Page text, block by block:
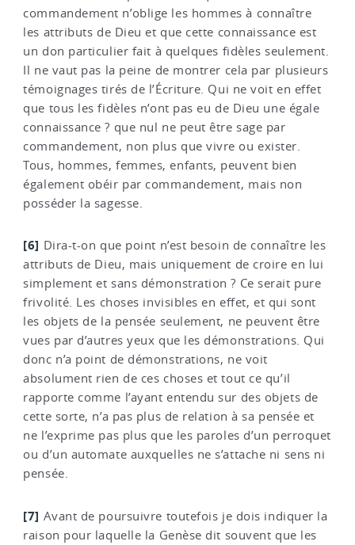
commandement n’oblige les hommes à connaître
les attributs de Dieu et que cette connaissance est
un don particulier fait à quelques fidèles seulement.
Il ne vaut pas la peine de montrer cela par plusieurs
témoignages tirés de l’Écriture. Qui ne voit en effet
que tous les fidèles n’ont pas eu de Dieu une égale
connaissance ? que nul ne peut être sage par
commandement, non plus que vivre ou exister.
Tous, hommes, femmes, enfants, peuvent bien
également obéir par commandement, mais non
posséder la sagesse.
[6] Dira-t-on que point n’est besoin de connaître les
attributs de Dieu, mais uniquement de croire en lui
simplement et sans démonstration ? Ce serait pure
frivolité. Les choses invisibles en effet, et qui sont
les objets de la pensée seulement, ne peuvent être
vues par d’autres yeux que les démonstrations. Qui
donc n’a point de démonstrations, ne voit
absolument rien de ces choses et tout ce qu’il
rapporte comme l’ayant entendu sur des objets de
cette sorte, n’a pas plus de relation à sa pensée et
ne l’exprime pas plus que les paroles d’un perroquet
ou d’un automate auxquelles ne s’attache ni sens ni
pensée.
[7] Avant de poursuivre toutefois je dois indiquer la
raison pour laquelle la Genèse dit souvent que les